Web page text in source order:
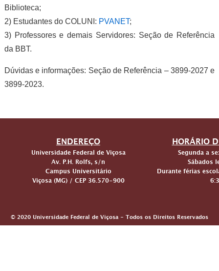
Biblioteca;
2) Estudantes do COLUNI: PVANET;
3) Professores e demais Servidores: Seção de Referência
da BBT.
Dúvidas e informações: Seção de Referência – 3899-2027 e
3899-2023.
ENDEREÇO
Universidade Federal de Viçosa
Av. P.H. Rolfs, s/n
Campus Universitário
Viçosa (MG) / CEP 36.570-900
HORÁRIO
Segunda a
Sábados
Durante férias
© 2020 Universidade Federal de Viçosa - Todos os Direitos Reservados